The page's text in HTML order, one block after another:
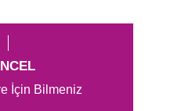
İçin Bilmeniz